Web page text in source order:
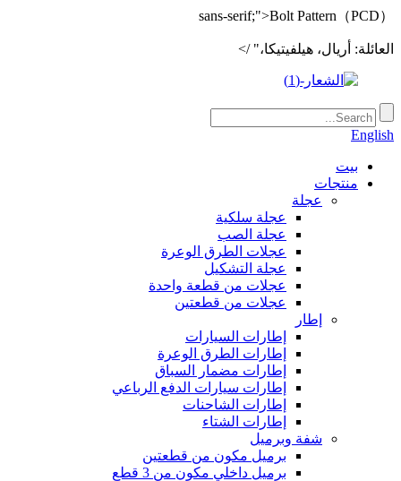
sans-serif;">Bolt Pattern（PCD）
العائلة: أريال، هيلفيتيكا،" />
English
بيت
منتجات
عجلة
عجلة سلكية
عجلة الصب
عجلات الطرق الوعرة
عجلة التشكيل
عجلات من قطعة واحدة
عجلات من قطعتين
إطار
إطارات السيارات
إطارات الطرق الوعرة
إطارات مضمار السباق
إطارات سيارات الدفع الرباعي
إطارات الشاحنات
إطارات الشتاء
شفة وبرميل
برميل مكون من قطعتين
برميل داخلي مكون من 3 قطع